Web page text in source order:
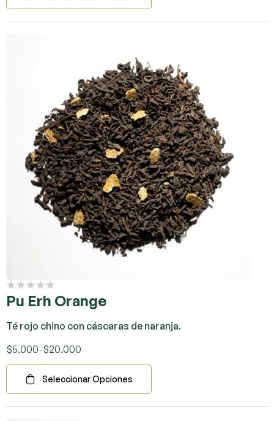
Pu Erh Orange
Té rojo chino con cáscaras de naranja.
$5.000-$20.000
Seleccionar Opciones